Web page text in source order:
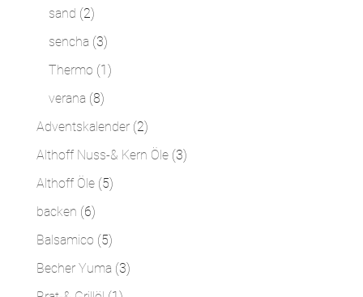
sand 22
Produkte
sencha 33
Produkte
Thermo 11
verana 88
Produkte
Adventskalender 22
Produkte
Althoff Nuss-& Kern Öle 33
Althoff Öle 55
backen 66
Produkte
Balsamico 55
Produkte
Becher Yuma 33